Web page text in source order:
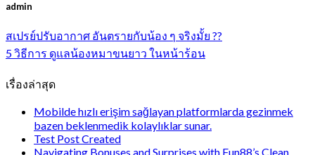
admin
สเปรย์ปรับอากาศ อันตรายกับน้อง ๆ จริงมั้ย ??
5 วิธีการ ดูแลน้องหมาขนยาว ในหน้าร้อน
เรื่องล่าสุด
Mobilde hızlı erişim sağlayan platformlarda gezinmek
bazen beklenmedik kolaylıklar sunar.
Test Post Created
Navigating Bonuses and Surprises with Fun88’s Clean